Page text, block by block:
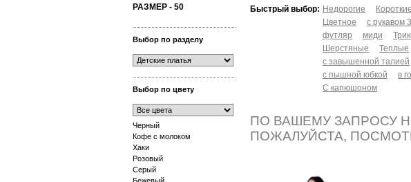
РАЗМЕР - 50
Выбор по разделу
Выбор по цвету
Черный
Кофе с молоком
Хаки
Розовый
Серый
Быстрый выбор: Недорогие Короткие
Цветное
с рукавом
футляр
миди
Шерстяные
Теплые
с завышенной талией
с пышной юбкой
в
С капюшоном
ПО ВАШЕМУ ЗАПРОСУ
ПОЖАЛУЙСТА,